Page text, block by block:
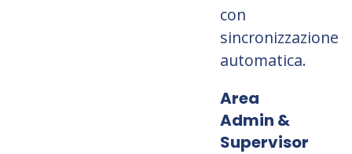
con
sincronizzazione
automatica.
Area
Admin &
Supervisor